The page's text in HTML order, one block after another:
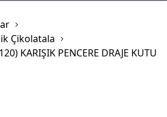
Çikolatala
KARIŞIK PENCERE DRAJE KUTU